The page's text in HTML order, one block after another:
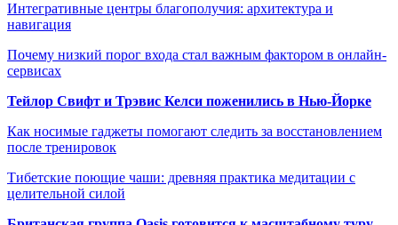
Интегративные центры благополучия: архитектура и
навигация
Почему низкий порог входа стал важным фактором в онлайн-
сервисах
Тейлор Свифт и Трэвис Келси поженились в Нью-Йорке
Как носимые гаджеты помогают следить за восстановлением
после тренировок
Тибетские поющие чаши: древняя практика медитации с
целительной силой